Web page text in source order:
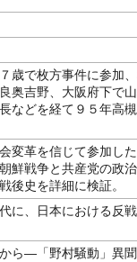
歳で枚方事件に参加
奥吉野、大阪府下で
などを経て９５年高
変革を信じて参加し
鮮戦争と共産党の政
後史を詳細に検証。
に、日本における反
ら―「野村騒動」異